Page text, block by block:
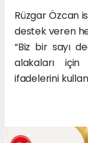
Rüzgar Özcan
destek veren
“Biz bir sayı
alakaları
ifadelerini